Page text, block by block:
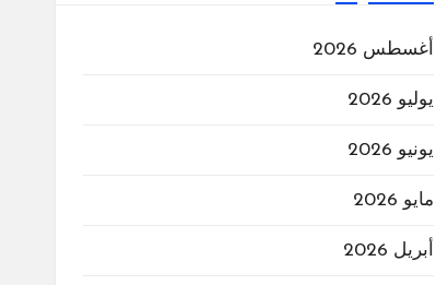
أغسطس 2026
يوليو 2026
يونيو 2026
مايو 2026
أبريل 2026